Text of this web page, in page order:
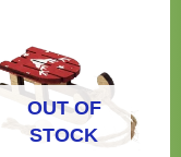
OUT OF
STOCK